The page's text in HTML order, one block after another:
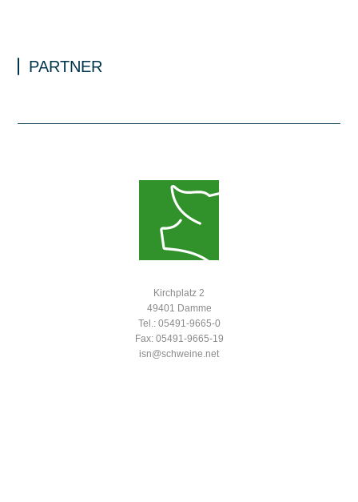
PARTNER
Kirchplatz 2
49401 Damme
Tel.: 05491-9665-0
Fax: 05491-9665-19
isn@schweine.net